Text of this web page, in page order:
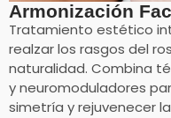
Armonización
Tratamiento estético
realzar los rasgos del
naturalidad. Combina
y neuromoduladores
simetría y rejuvenecer